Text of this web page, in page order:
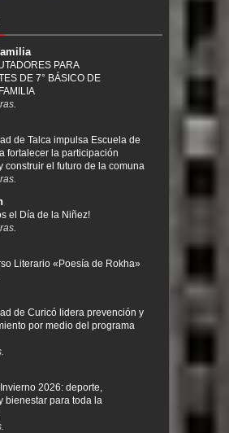
PARA
DE 7° BÁSICO DE
de Talca impulsa Escuela de
fortalecer la participación
construir el futuro de la comuna
el Día de la Niñez!
Literario «Poesía de Rokha»
de Curicó lidera prevención y
por medio del programa
2026: deporte,
bienestar para toda la